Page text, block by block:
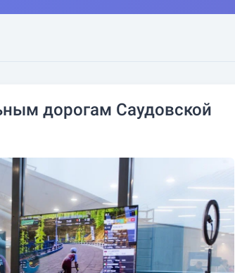
дорогам Саудовской